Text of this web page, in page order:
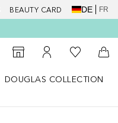
BEAUTY CARD DE FR
Zum Storefinder
Zu Meinem
Zu Meiner
DOUGLAS COLLECTION